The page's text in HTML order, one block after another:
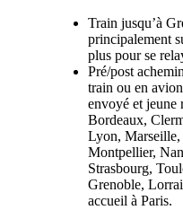
Train jusqu’à
principalement
plus pour se
Pré/post
train ou en
envoyé et jeune
Bordeaux,
Lyon, Marseille,
Montpellier,
Strasbourg,
Grenoble,
accueil à Paris.